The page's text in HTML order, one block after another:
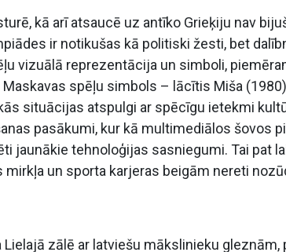
kā arī atsaucē uz antīko Grieķiju nav
ir notikušas kā politiski žesti, bet
vizuālā reprezentācija un simboli,
spēļu simbols – lācītis Miša
situācijas atspulgi ar spēcīgu ietekmi
pasākumi, kur kā multimediālos šovos
jaunākie tehnoloģijas sasniegumi. Tai pat
un sporta karjeras beigām nereti
zālē ar latviešu mākslinieku gleznām,